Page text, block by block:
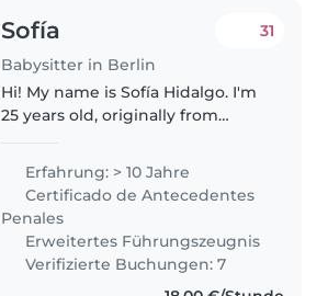
Sofía
Babysitter in Berlin
31
Hi! My name is Sofía Hidalgo. I'm
25 years old, originally from
has always been something I
truly enjoy. I've been working..
Erfahrung: > 10 Jahre
Certificado de Antecedentes
Penales
Erweitertes Führungszeugnis
Verifizierte Buchungen: 7